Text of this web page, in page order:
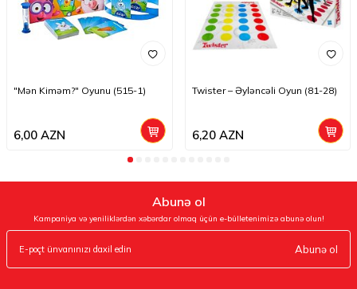
"Mən Kiməm?" Oyunu (515-1)
6,00 AZN
Twister – Əyləncəli Oyun (81-28)
6,20AZN
Abunə ol
Kampaniya və yeniliklərdən xəbərdar olmaq üçün e-bülletenimizə abunə olun!
Abunə ol